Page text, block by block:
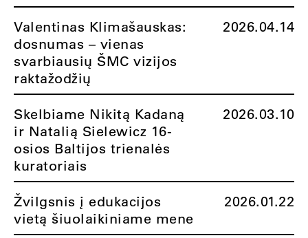
Valentinas Klimašauskas:
dosnumas – vienas
svarbiausių ŠMC vizijos
raktažodžių
2026.04.14
Skelbiame Nikitą Kadaną
ir Natalią Sielewicz 16-
osios Baltijos trienalės
kuratoriais
2026.03.10
Žvilgsnis į edukacijos
vietą šiuolaikiniame mene
2026.01.22